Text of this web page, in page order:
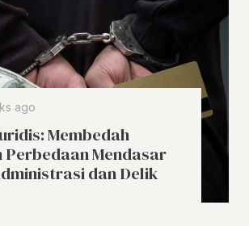
ago
Membedah
Perbedaan Mendasar
dan Delik